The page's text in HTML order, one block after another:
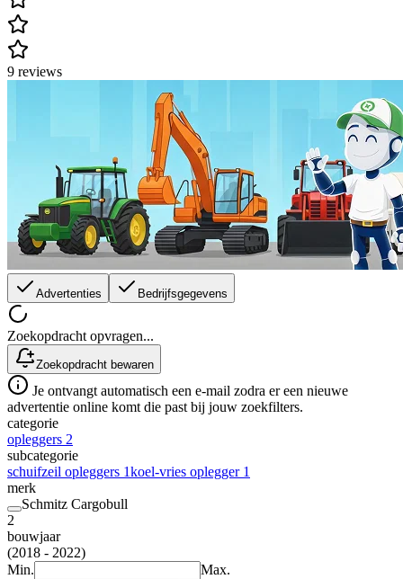
9 reviews
Advertenties Bedrijfsgegevens
Zoekopdracht opvragen...
Zoekopdracht bewaren
Je ontvangt automatisch een e-mail zodra er een nieuwe
advertentie online komt die past bij jouw zoekfilters.
categorie
opleggers 2
subcategorie
schuifzeil opleggers 1koel-vries oplegger 1
merk
Schmitz Cargobull
2
bouwjaar
(2018 - 2022)
Min.
Max.